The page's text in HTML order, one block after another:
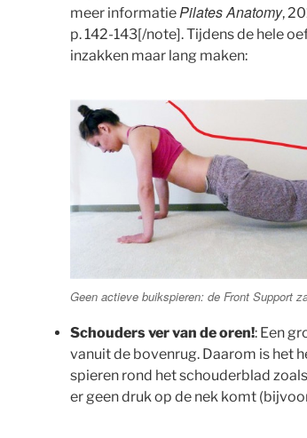
meer informatiePilates Anatomy,
p. 142-143[/note]. Tijdens de hele
inzakken maar lang maken:
Geen actieve buikspieren: de Front Support
Schouders ver van de oren!: Een
vanuit de bovenrug. Daarom is het
spieren rond het schouderblad
er geen druk op de nek komt